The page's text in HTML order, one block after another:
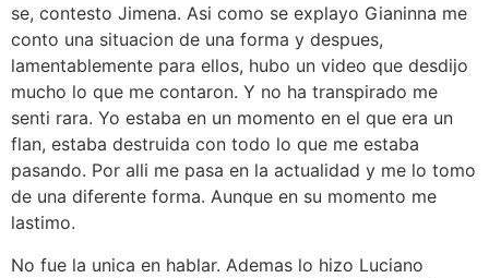
se, contesto Jimena. Asi como se explayo Gianinna me
conto una situacion de una forma y despues,
lamentablemente para ellos, hubo un video que desdijo
mucho lo que me contaron. Y no ha transpirado me
senti rara. Yo estaba en un momento en el que era un
flan, estaba destruida con todo lo que me estaba
pasando. Por alli me pasa en la actualidad y me lo tomo
de una diferente forma. Aunque en su momento me
lastimo.
No fue la unica en hablar. Ademas lo hizo Luciano